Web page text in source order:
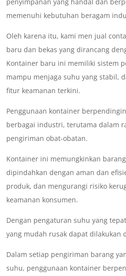
memenuhi kebutuhan beragam
Oleh karena itu, kami men jual
baru dan bekas yang dirancang
Kontainer baru ini memiliki sistem
mampu menjaga suhu yang stabil,
fitur keamanan terkini.
Penggunaan kontainer
berbagai industri, terutama dalam
pengiriman obat-obatan.
Kontainer ini memungkinkan
dipindahkan dengan aman dan
produk, dan mengurangi risiko
keamanan konsumen.
Dengan pengaturan suhu yang
yang mudah rusak dapat dilakukan
Dalam setiap pengiriman barang
suhu, penggunaan kontainer